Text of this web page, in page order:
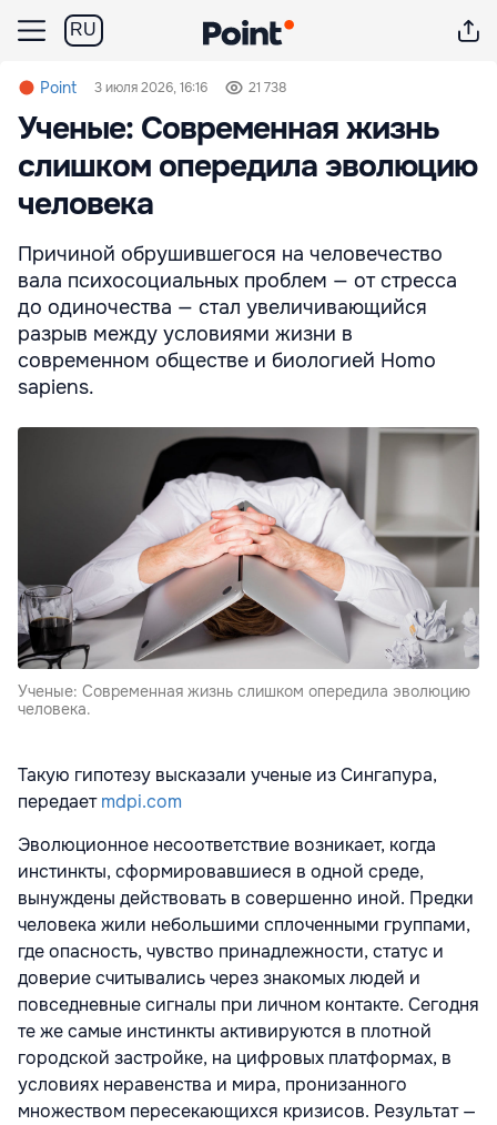
RU
Point 3 июля 2026, 16:16 21 738
Ученые: Современная жизнь
слишком опередила эволюцию
человека
Причиной обрушившегося на человечество
вала психосоциальных проблем — от стресса
до одиночества — стал увеличивающийся
разрыв между условиями жизни в
современном обществе и биологией Homo
sapiens.
Ученые: Современная жизнь слишком опередила эволюцию
человека.
Такую гипотезу высказали ученые из Сингапура,
передаетmdpi.com
Эволюционное несоответствие возникает, когда
инстинкты, сформировавшиеся в одной среде,
вынуждены действовать в совершенно иной. Предки
человека жили небольшими сплоченными группами,
где опасность, чувство принадлежности, статус и
доверие считывались через знакомых людей и
повседневные сигналы при личном контакте. Сегодня
те же самые инстинкты активируются в плотной
городской застройке, на цифровых платформах, в
условиях неравенства и мира, пронизанного
множеством пересекающихся кризисов. Результат —